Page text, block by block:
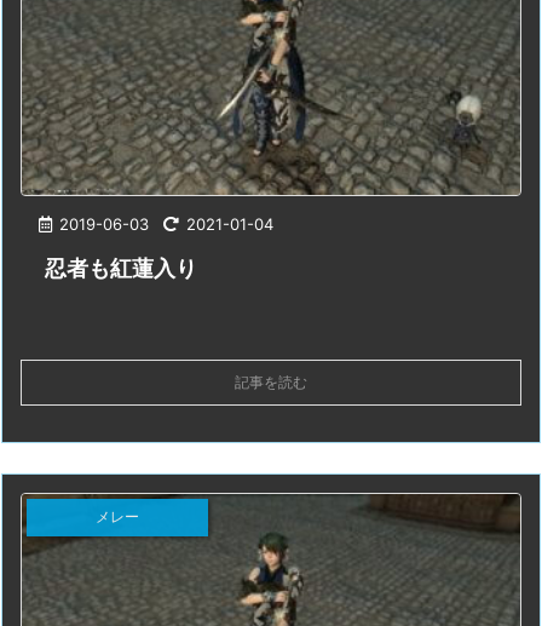
2019-06-03 2021-01-04
忍者も紅蓮入り
記事を読む
メレー